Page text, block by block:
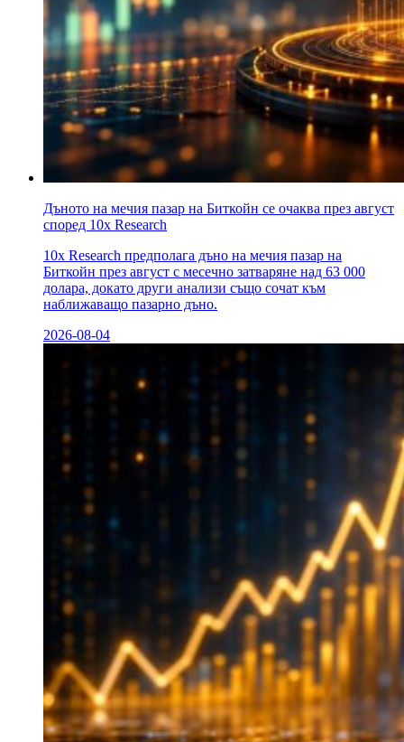
Дъното на мечия пазар на Биткойн се очаква през август
според 10x Research
10x Research предполага дъно на мечия пазар на
Биткойн през август с месечно затваряне над 63 000
долара, докато други анализи също сочат към
наближаващо пазарно дъно.
2026-08-04